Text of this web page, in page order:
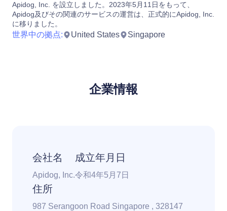
Apidog, Inc. を設立しました。2023年5月11日をもって、
Apidog及びその関連のサービスの運営は、正式的にApidog, Inc.
に移りました。
世界中の拠点: United States Singapore
企業情報
会社名
Apidog, Inc.
成立年月日
令和4年5月7日
住所
987 Serangoon Road Singapore , 328147